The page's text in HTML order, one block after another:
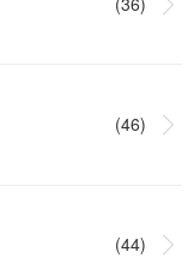
(46)
(44)